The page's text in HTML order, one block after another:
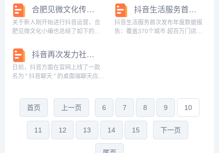
了收藏本站喔。抖音怎么刷抖币有
什么方法？你只能去用钱购买，这
种正规的APP一般没有这种空子让
你钻的啊。抖音的主要...
助，不要忘了收藏本站喔。抖音短
视频引流上热门技巧有哪些？1.首
先你先要准备一定的素材或许片集
公众号可以帮到你最...
合肥见微文化传媒：新人前期运营抖音需要注意什么？
关于新人刚开始进行抖音运营，合
肥见微文化小编也总结了如下的经
接下来我们一起来看看吧：合肥见
微文化传媒：新人前期运营抖音需
要注意什么？一、仔细了解抖音的
机制我们大部分人做抖...
抖音生活服务首次发布年度数据报告：覆盖370个城市 超百万门店入驻
抖音生活服务首次发布年度数据报
告：覆盖370个城市 超百万门店入
抖音再次发力社交赛道，日前推出桌面端聊天应用
日前，抖音方面在官网上线了一款
名为 " 抖音聊天 " 的桌面端聊天应
布的相关信息显示，这款应...
首页 上一页 6 7 8 9 10
11 12 13 14 15 下一页